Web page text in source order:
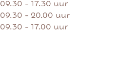
09.30 - 17.30 uur
09.30 - 20.00 uur
09.30 - 17.00 uur